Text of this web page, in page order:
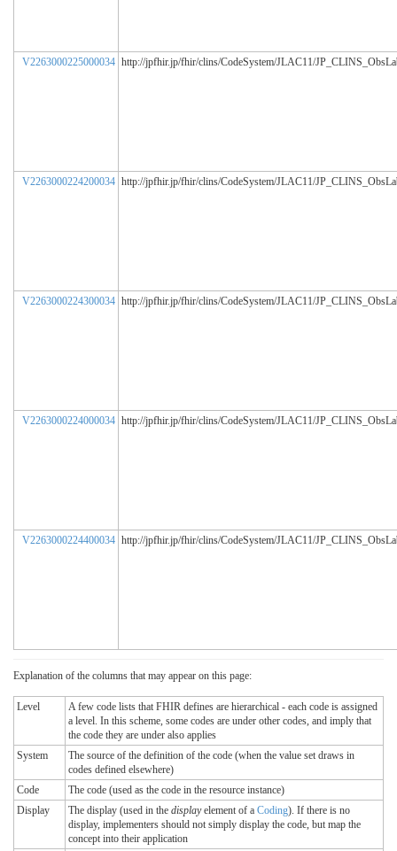
V2263000225000034 http://jpfhir.jp/fhir/clins/CodeSystem/JLAC11/
V2263000224200034 http://jpfhir.jp/fhir/clins/CodeSystem/JLAC11/
V2263000224300034 http://jpfhir.jp/fhir/clins/CodeSystem/JLAC11/
V2263000224000034 http://jpfhir.jp/fhir/clins/CodeSystem/JLAC11/
V2263000224400034 http://jpfhir.jp/fhir/clins/CodeSystem/JLAC11/
Explanation of the columns that may appear on this page:
Level
A few code lists that FHIR defines are hierarchical - each code is assigned
a level. In this scheme, some codes are under other codes, and imply that
the code they are under also applies
System
The source of the definition of the code (when the value set draws in
codes defined elsewhere)
Code
The code (used as the code in the resource instance)
Display
The display (used in the displayelement of a Coding). If there is no
display, implementers should not simply display the code, but map the
concept into their application